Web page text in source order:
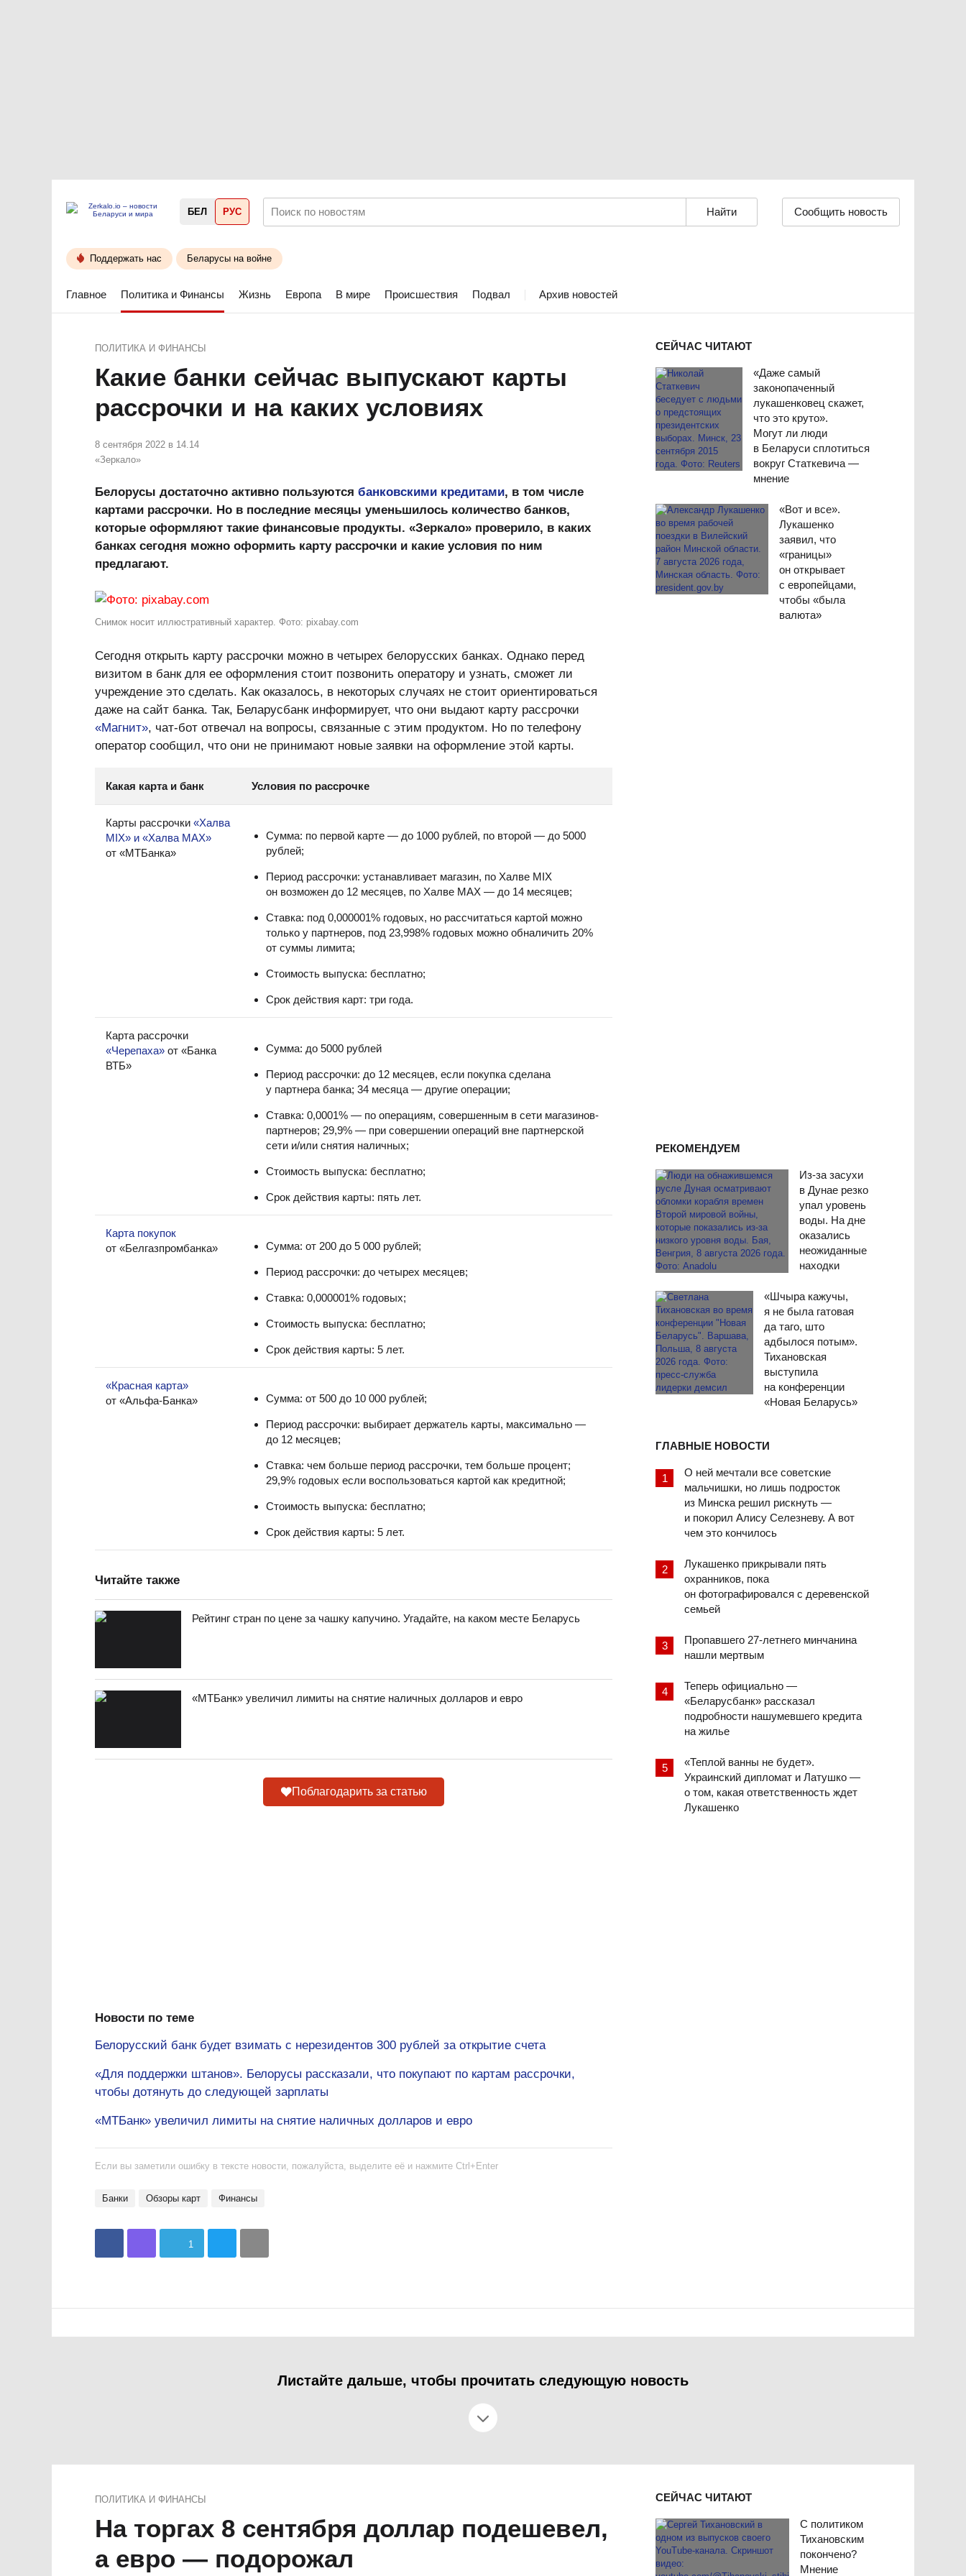
БЕЛ РУС Сообщить новость
Поддержать нас Беларусы на войне
Главное Политика и Финансы Жизнь Европа В мире Происшествия Подвал Архив новостей
СЕЙЧАС ЧИТАЮТ
«Даже самый
законопаченный
лукашенковец скажет,
что это круто».
Могут ли люди
в Беларуси сплотиться
вокруг Статкевича —
мнение
«Вот и все».
Лукашенко
заявил, что
«границы»
он открывает
с европейцами,
чтобы «была
валюта»
РЕКОМЕНДУЕМ
Из-за засухи
в Дунае резко
упал уровень
воды. На дне
оказались
неожиданные
находки
«Шчыра кажучы,
я не была гатовая
да таго, што
адбылося потым».
Тихановская
выступила
на конференции
«Новая Беларусь»
ГЛАВНЫЕ НОВОСТИ
О ней мечтали все советские
мальчишки, но лишь подросток
из Минска решил рискнуть —
и покорил Алису Селезневу. А вот
чем это кончилось
Лукашенко прикрывали пять
охранников, пока
он фотографировался с деревенской
семьей
Пропавшего 27-летнего минчанина
нашли мертвым
Теперь официально —
«Беларусбанк» рассказал
подробности нашумевшего кредита
на жилье
«Теплой ванны не будет».
Украинский дипломат и Латушко —
о том, какая ответственность ждет
Лукашенко
ПОЛИТИКА И ФИНАНСЫ
Какие банки сейчас выпускают карты
рассрочки и на каких условиях
8 сентября 2022 в 14.14
«Зеркало»
Белорусы достаточно активно пользуются банковскими кредитами, в том числе
картами рассрочки. Но в последние месяцы уменьшилось количество банков,
которые оформляют такие финансовые продукты. «Зеркало» проверило, в каких
банках сегодня можно оформить карту рассрочки и какие условия по ним
предлагают.
Снимок носит иллюстративный характер. Фото: pixabay.com
Сегодня открыть карту рассрочки можно в четырех белорусских банках. Однако перед
визитом в банк для ее оформления стоит позвонить оператору и узнать, сможет ли
учреждение это сделать. Как оказалось, в некоторых случаях не стоит ориентироваться
даже на сайт банка. Так, Беларусбанк информирует, что они выдают карту рассрочки
«Магнит», чат-бот отвечал на вопросы, связанные с этим продуктом. Но по телефону
оператор сообщил, что они не принимают новые заявки на оформление этой карты.
Какая карта и банк Условия по рассрочке
Карты рассрочки «Халва
MIX» и «Халва MAX»
от «МТБанка»
Сумма: по первой карте — до 1000 рублей, по второй — до 5000
рублей;
Период рассрочки: устанавливает магазин, по Халве MIX
он возможен до 12 месяцев, по Халве МАХ — до 14 месяцев;
Ставка: под 0,000001% годовых, но рассчитаться картой можно
только у партнеров, под 23,998% годовых можно обналичить 20%
от суммы лимита;
Стоимость выпуска: бесплатно;
Срок действия карт: три года.
Карта рассрочки
«Черепаха» от «Банка
ВТБ»
Сумма: до 5000 рублей
Период рассрочки: до 12 месяцев, если покупка сделана
у партнера банка; 34 месяца — другие операции;
Ставка: 0,0001% — по операциям, совершенным в сети магазинов-
партнеров; 29,9% — при совершении операций вне партнерской
сети и/или снятия наличных;
Стоимость выпуска: бесплатно;
Срок действия карты: пять лет.
Карта покупок
от «Белгазпромбанка»
Сумма: от 200 до 5 000 рублей;
Период рассрочки: до четырех месяцев;
Ставка: 0,000001% годовых;
Стоимость выпуска: бесплатно;
Срок действия карты: 5 лет.
«Красная карта»
от «Альфа-Банка»
Сумма: от 500 до 10 000 рублей;
Период рассрочки: выбирает держатель карты, максимально —
до 12 месяцев;
Ставка: чем больше период рассрочки, тем больше процент;
29,9% годовых если воспользоваться картой как кредитной;
Стоимость выпуска: бесплатно;
Срок действия карты: 5 лет.
Читайте также
Рейтинг стран по цене за чашку капучино. Угадайте, на каком месте Беларусь
«МТБанк» увеличил лимиты на снятие наличных долларов и евро
Поблагодарить за статью
Новости по теме
Белорусский банк будет взимать с нерезидентов 300 рублей за открытие счета
«Для поддержки штанов». Белорусы рассказали, что покупают по картам рассрочки,
чтобы дотянуть до следующей зарплаты
«МТБанк» увеличил лимиты на снятие наличных долларов и евро
Если вы заметили ошибку в тексте новости, пожалуйста, выделите её и нажмите Ctrl+Enter
банки Обзоры карт Финансы
1
Листайте дальше, чтобы прочитать следующую новость